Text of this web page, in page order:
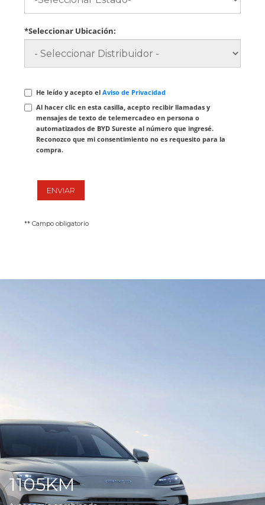
*Seleccionar Ubicación:
He leído y acepto el Aviso de Privacidad
Al hacer clic en esta casilla, acepto recibir llamadas y
mensajes de texto de telemercadeo en persona o
automatizados de BYD Sureste al número que ingresé.
Reconozco que mi consentimiento no es requesito para la
compra.
ENVIAR
** Campo obligatorio
1105KM